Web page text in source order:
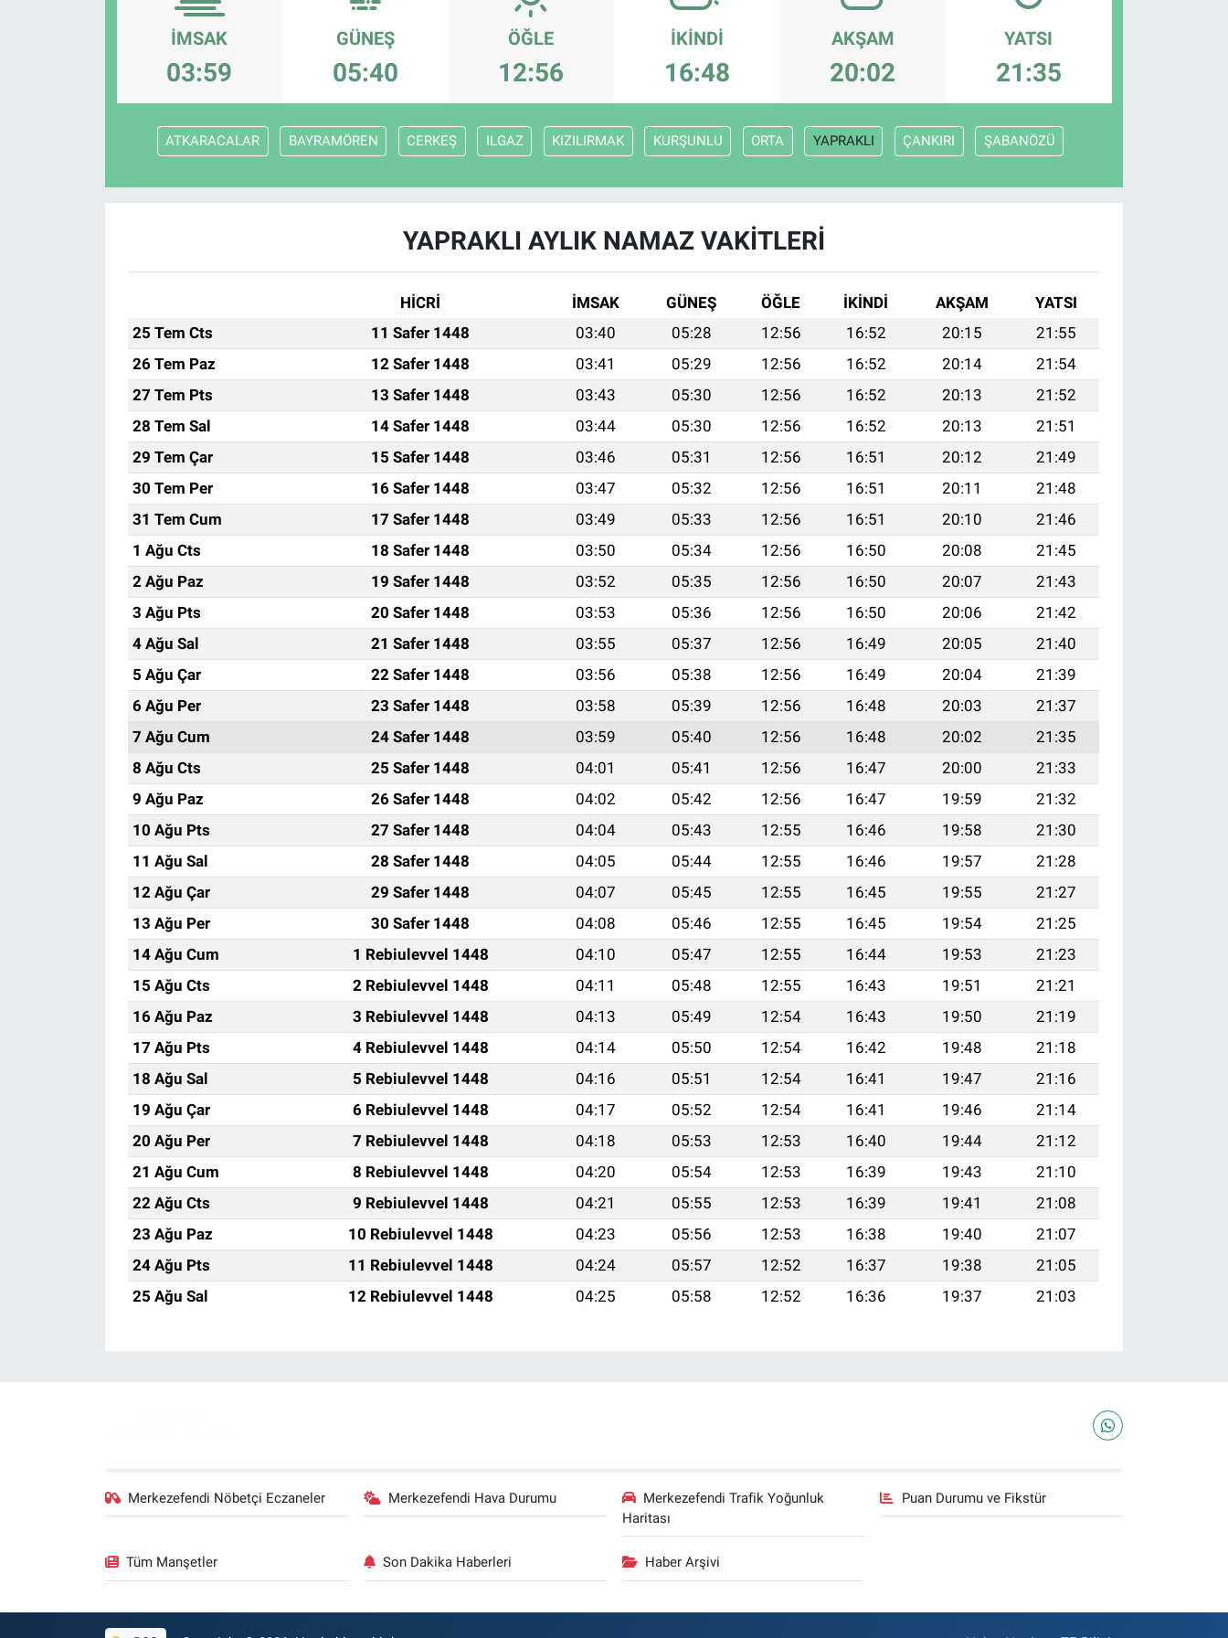
İMSAK
03:59
GÜNEŞ
05:40
ÖĞLE
12:56
İKINDI
16:48
AKŞAM
20:02
YATSI
21:35
ATKARACALAR BAYRAMÖREN CERKEŞ ILGAZ KIZILIRMAK KURŞUNLU ORTA YAPRAKLI ÇANKIRI ŞABANÖZÜ
YAPRAKLI AYLIK NAMAZ VAKITLERI
HİCRİ İMSAK GÜNEŞ ÖĞLE İKINDI AKŞAM
YATSI
25 Tem Cts
11 Safer 1448 03:40 05:28 12:56 16:52 20:15
21:55
26 Tem Paz
12 Safer 1448 03:41 05:29 12:56 16:52 20:14
21:54
27 Tem Pts
13 Safer 1448 03:43 05:30 12:56 16:52 20:13
21:52
28 Tem Sal
14 Safer 1448 03:44 05:30 12:56 16:52 20:13
21:51
29 Tem Çar
15 Safer 1448 03:46 05:31 12:56 16:51 20:12
21:49
30 Tem Per
16 Safer 1448 03:47 05:32 12:56 16:51 20:11
21:48
31 Tem Cum
17 Safer 1448 03:49 05:33 12:56 16:51 20:10
21:46
1 Ağu Cts
18 Safer 1448 03:50 05:34 12:56 16:50 20:08
21:45
2 Ağu Paz
19 Safer 1448 03:52 05:35 12:56 16:50 20:07
21:43
3 Ağu Pts
20 Safer 1448 03:53 05:36 12:56 16:50 20:06
21:42
4 Ağu Sal
21 Safer 1448 03:55 05:37 12:56 16:49 20:05
21:40
5 Ağu Çar
22 Safer 1448 03:56 05:38 12:56 16:49 20:04
21:39
6 Ağu Per
23 Safer 1448 03:58 05:39 12:56 16:48 20:03
21:37
7 Ağu Cum
24 Safer 1448 03:59 05:40 12:56 16:48 20:02
21:35
8 Ağu Cts
25 Safer 1448 04:01 05:41 12:56 16:47 20:00
21:33
9 Ağu Paz
26 Safer 1448 04:02 05:42 12:56 16:47 19:59
21:32
10 Ağu Pts
27 Safer 1448 04:04 05:43 12:55 16:46 19:58
21:30
11 Ağu Sal
28 Safer 1448 04:05 05:44 12:55 16:46 19:57
21:28
12 Ağu Çar
29 Safer 1448 04:07 05:45 12:55 16:45 19:55
21:27
13 Ağu Per
30 Safer 1448 04:08 05:46 12:55 16:45 19:54
21:25
14 Ağu Cum
1 Rebiulevvel 1448 04:10 05:47 12:55 16:44 19:53
21:23
15 Ağu Cts
2 Rebiulevvel 1448 04:11 05:48 12:55 16:43 19:51
21:21
16 Ağu Paz
3 Rebiulevvel 1448 04:13 05:49 12:54 16:43 19:50
21:19
17 Ağu Pts
4 Rebiulevvel 1448 04:14 05:50 12:54 16:42 19:48
21:18
18 Ağu Sal
5 Rebiulevvel 1448 04:16 05:51 12:54 16:41 19:47
21:16
19 Ağu Çar
6 Rebiulevvel 1448 04:17 05:52 12:54 16:41 19:46
21:14
20 Ağu Per
7 Rebiulevvel 1448 04:18 05:53 12:53 16:40 19:44
21:12
21 Ağu Cum
8 Rebiulevvel 1448 04:20 05:54 12:53 16:39 19:43
21:10
22 Ağu Cts
9 Rebiulevvel 1448 04:21 05:55 12:53 16:39 19:41
21:08
23 Ağu Paz
10 Rebiulevvel 1448 04:23 05:56 12:53 16:38 19:40
21:07
24 Ağu Pts
11 Rebiulevvel 1448 04:24 05:57 12:52 16:37 19:38
21:05
25 Ağu Sal
12 Rebiulevvel 1448 04:25 05:58 12:52 16:36 19:37 21:03
Merkezefendi Nöbetçi Eczaneler Merkezefendi Hava Durumu
Merkezefendi Trafik Yoğunluk
Haritası
Puan Durumu ve Fikstür
Tüm Manşetler Son Dakika Haberleri Haber Arşivi